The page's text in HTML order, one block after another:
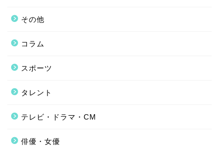
その他
コラム
スポーツ
タレント
テレビ・ドラマ・CM
俳優・女優